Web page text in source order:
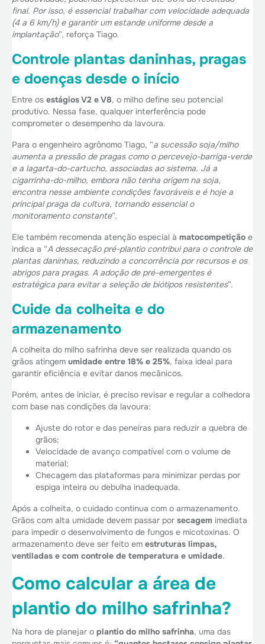
final. Por isso, é essencial trabalhar com velocidade adequada
(4 a 6 km/h) e garantir um estande uniforme desde a
implantação”, reforça Tiago.
Controle plantas daninhas, pragas
e doenças desde o início
Entre os estágios V2 e V8, o milho define seu potencial
produtivo. Nessa fase, qualquer interferência pode
comprometer o desempenho da lavoura.
Para o engenheiro agrônomo Tiago, “a sucessão soja/milho
aumenta a pressão de pragas como o percevejo-barriga-verde
e a lagarta-do-cartucho, associadas ao sistema. Já a
cigarrinha-do-milho, embora não tenha origem na soja,
encontra nesse ambiente condições favoráveis e é hoje a
principal praga da cultura, tornando essencial o
monitoramento constante”.
Ele também recomenda atenção especial à matocompetição e
indica a “A dessecação pré-plantio contribui para o controle de
plantas daninhas, reduzindo a concorrência por recursos e os
abrigos para pragas. A adoção de pré-emergentes é
estratégica para evitar a seleção de biótipos resistentes”.
Cuide da colheita e do
armazenamento
A colheita do milho safrinha deve ser realizada quando os
grãos atingem umidade entre 18% e 25%, faixa ideal para
garantir eficiência e evitar danos mecânicos.
Porém, antes de iniciar, é preciso revisar e regular a colhedora
com base nas condições da lavoura:
Ajuste do rotor e das peneiras para reduzir a quebra de
grãos;
Velocidade de avanço compatível com o volume de
material;
Checagem das plataformas para minimizar perdas por
espiga inteira ou debulha inadequada.
Após a colheita, o cuidado continua com o armazenamento.
Grãos com alta umidade devem passar por secagem imediata
para impedir o desenvolvimento de fungos e micotoxinas. O
armazenamento deve ser feito em estruturas limpas,
ventiladas e com controle de temperatura e umidade.
Como calcular a área de
plantio do milho safrinha?
Na hora de planejar o plantio do milho safrinha, uma das